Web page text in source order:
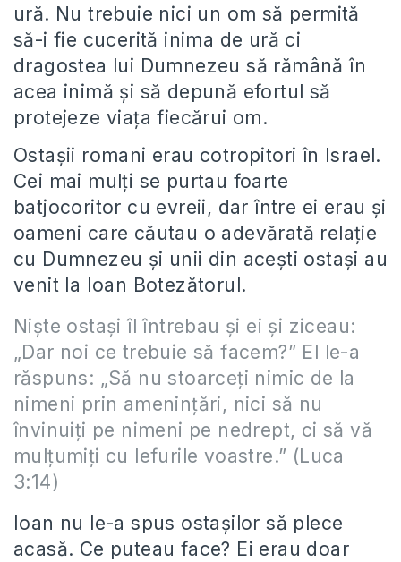
ură. Nu trebuie nici un om să permită
să-i fie cucerită inima de ură ci
dragostea lui Dumnezeu să rămână în
acea inimă și să depună efortul să
protejeze viața fiecărui om.
Ostașii romani erau cotropitori în Israel.
Cei mai mulți se purtau foarte
batjocoritor cu evreii, dar între ei erau și
oameni care căutau o adevărată relație
cu Dumnezeu și unii din acești ostași au
venit la Ioan Botezătorul.
Nişte ostaşi îl întrebau şi ei şi ziceau:
„Dar noi ce trebuie să facem?” El le-a
răspuns: „Să nu stoarceţi nimic de la
nimeni prin ameninţări, nici să nu
învinuiţi pe nimeni pe nedrept, ci să vă
mulţumiţi cu lefurile voastre.” (Luca
3:14)
Ioan nu le-a spus ostașilor să plece
acasă. Ce puteau face? Ei erau doar